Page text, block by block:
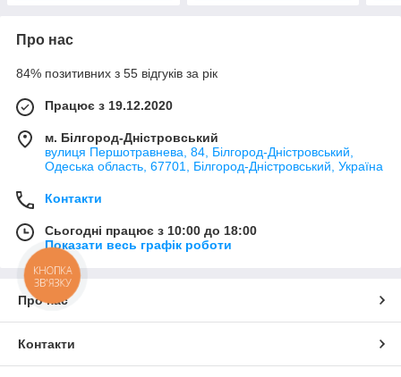
Про нас
84% позитивних з 55 відгуків за рік
Працює з 19.12.2020
м. Білгород-Дністровський
вулиця Першотравнева, 84, Білгород-Дністровський,
Одеська область, 67701, Білгород-Дністровський, Україна
Контакти
Сьогодні працює з 10:00 до 18:00
Показати весь графік роботи
Про нас
Контакти
КНОПКА
ЗВ'ЯЗКУ